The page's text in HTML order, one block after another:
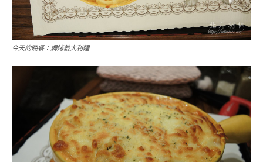
今天的晚餐：焗烤義大利麵